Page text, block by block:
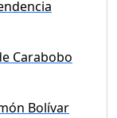
Carabobo
Bolívar